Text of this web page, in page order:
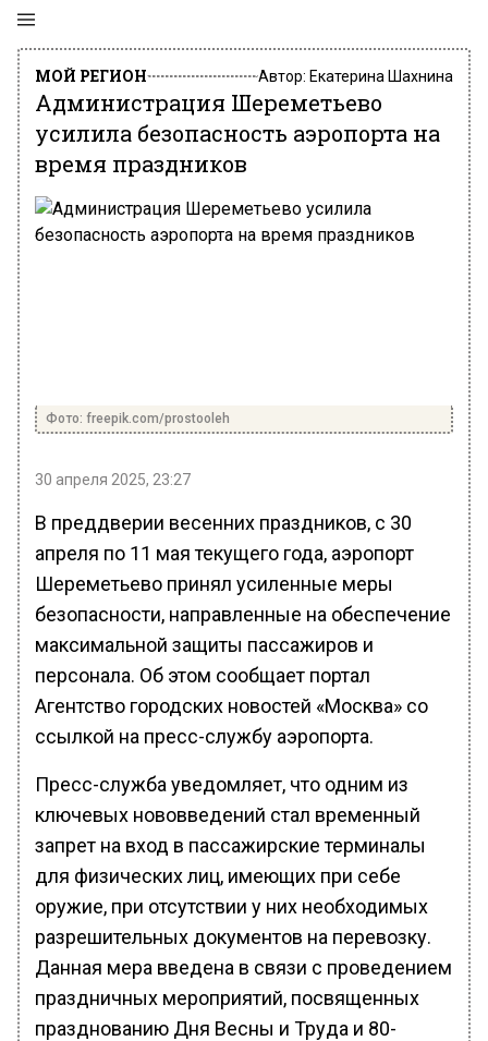
МОЙ РЕГИОН Автор: Екатерина Шахнина
Администрация Шереметьево
усилила безопасность аэропорта на
время праздников
Фото: freepik.com/prostooleh
30 апреля 2025, 23:27
В преддверии весенних праздников, с 30
апреля по 11 мая текущего года, аэропорт
Шереметьево принял усиленные меры
безопасности, направленные на обеспечение
максимальной защиты пассажиров и
персонала. Об этом сообщает портал
Агентство городских новостей «Москва» со
ссылкой на пресс-службу аэропорта.
Пресс-служба уведомляет, что одним из
ключевых нововведений стал временный
запрет на вход в пассажирские терминалы
для физических лиц, имеющих при себе
оружие, при отсутствии у них необходимых
разрешительных документов на перевозку.
Данная мера введена в связи с проведением
праздничных мероприятий, посвященных
празднованию Дня Весны и Труда и 80-